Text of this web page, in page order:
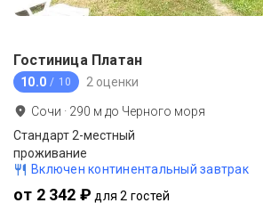
Гостиница Платан
10.0 / 10 2 оценки
Сочи · 290 м до Черного моря
Стандарт 2-местный
проживание
Включен континентальный завтрак
от 2 342 ₽ для 2 гостей